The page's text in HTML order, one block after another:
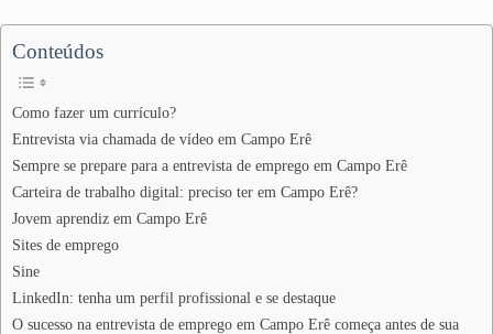
Conteúdos
Como fazer um currículo?
Entrevista via chamada de vídeo em Campo Erê
Sempre se prepare para a entrevista de emprego em Campo Erê
Carteira de trabalho digital: preciso ter em Campo Erê?
Jovem aprendiz em Campo Erê
Sites de emprego
Sine
LinkedIn: tenha um perfil profissional e se destaque
O sucesso na entrevista de emprego em Campo Erê começa antes de sua